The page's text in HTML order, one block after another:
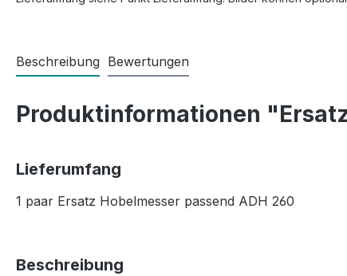
Beschreibung Bewertungen
Produktinformationen
Lieferumfang
1 paar Ersatz Hobelmesser passend ADH 260
Beschreibung